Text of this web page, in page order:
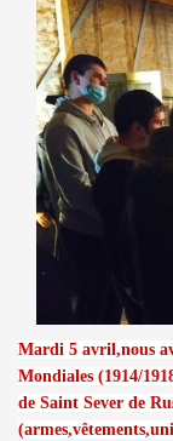
Mardi 5 avril,nous
Mondiales (1914/
de Saint Sever de